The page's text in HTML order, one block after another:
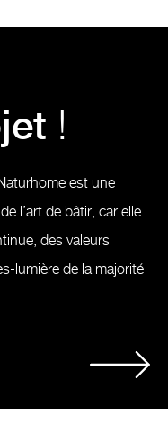
!
est une
l’art de bâtir, car elle
des valeurs
lumière de la majorité